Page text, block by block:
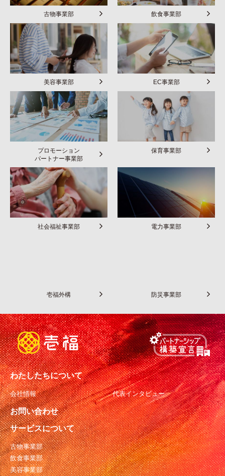
古物事業部 飲食事業部
美容事業部 EC事業部
プロモーション
パートナー事業部
保育事業部
社会福祉事業部 電力事業部
壱福外構 防災事業部
わたしたちについて
会社情報 代表インタビュー
お問い合わせ
サービスについて
古物事業部
飲食事業部
美容事業部